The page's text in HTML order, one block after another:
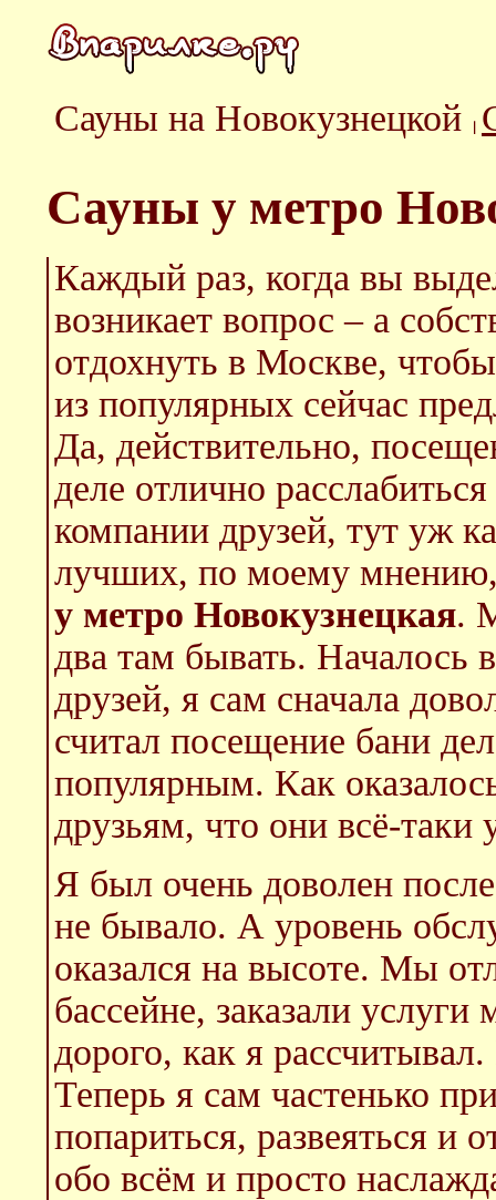
Сауны на Новокузнецкой
Сауны у метро
Каждый раз, когда вы
возникает вопрос – а
отдохнуть в Москве,
из популярных сейчас
Да, действительно,
деле отлично
компании друзей, тут уж
лучших, по моему
у метро Новокузнецкая.
два там бывать. Началось
друзей, я сам сначала
считал посещение бани
популярным. Как
друзьям, что они всё-таки
Я был очень доволен
не бывало. А уровень
оказался на высоте. Мы
бассейне, заказали услуги
дорого, как я
Теперь я сам частенько
попариться, развеяться и
обо всём и просто